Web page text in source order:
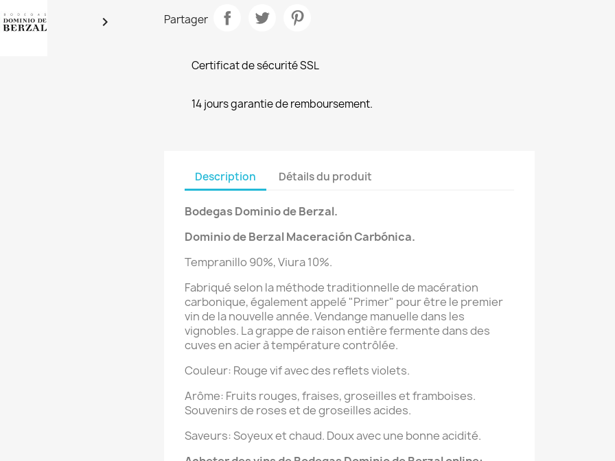
 Partager
Certificat de sécurité SSL
14 jours garantie de remboursement.
Description Détails du produit
Bodegas Dominio de Berzal.
Dominio de Berzal Maceración Carbónica.
Tempranillo 90%, Viura 10%.
Fabriqué selon la méthode traditionnelle de macération
carbonique, également appelé "Primer" pour être le premier
vin de la nouvelle année. Vendange manuelle dans les
vignobles. La grappe de raison entière fermente dans des
cuves en acier à température contrôlée.
Couleur: Rouge vif avec des reflets violets.
Arôme: Fruits rouges, fraises, groseilles et framboises.
Souvenirs de roses et de groseilles acides.
Saveurs: Soyeux et chaud. Doux avec une bonne acidité.